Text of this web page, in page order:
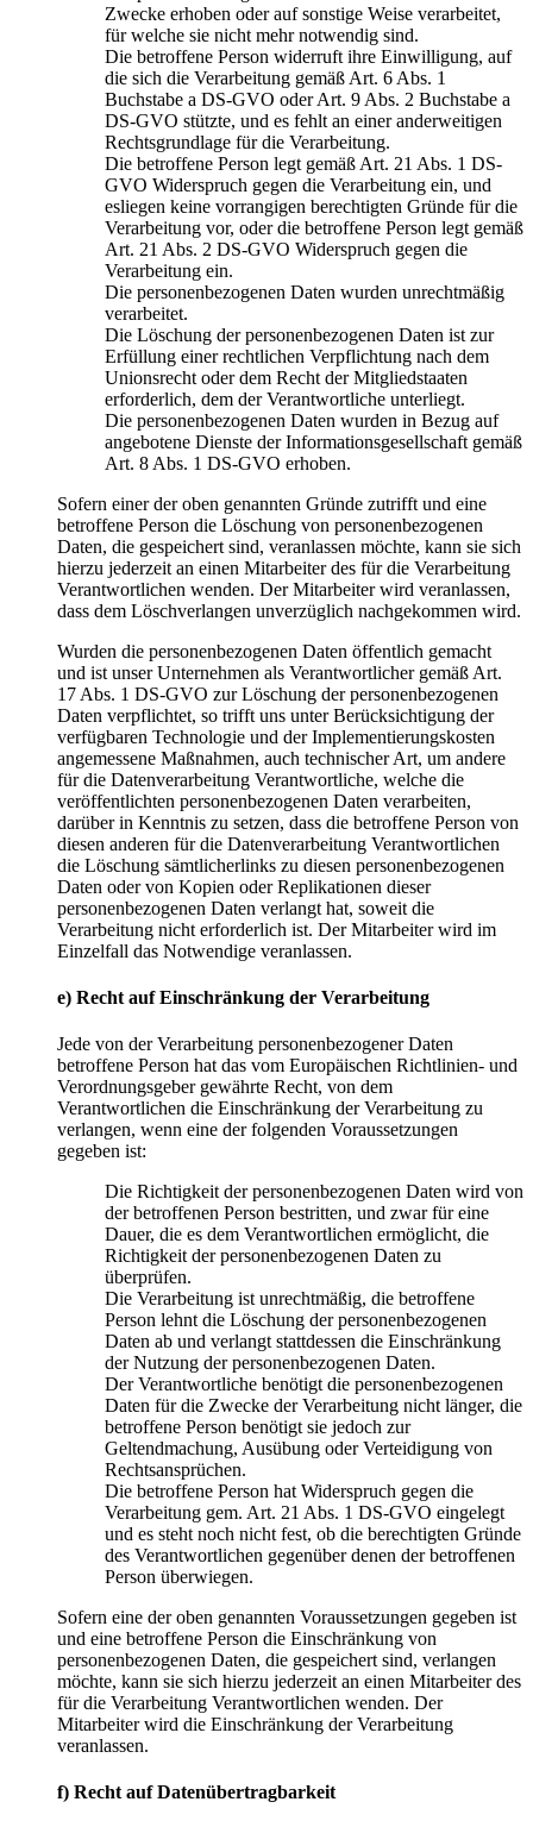
Zwecke erhoben oder auf sonstige Weise verarbeitet,
für welche sie nicht mehr notwendig sind.
Die betroffene Person widerruft ihre Einwilligung, auf
die sich die Verarbeitung gemäß Art. 6 Abs. 1
Buchstabe a DS-GVO oder Art. 9 Abs. 2 Buchstabe a
DS-GVO stützte, und es fehlt an einer anderweitigen
Rechtsgrundlage für die Verarbeitung.
Die betroffene Person legt gemäß Art. 21 Abs. 1 DS-
GVO Widerspruch gegen die Verarbeitung ein, und
esliegen keine vorrangigen berechtigten Gründe für die
Verarbeitung vor, oder die betroffene Person legt gemäß
Art. 21 Abs. 2 DS-GVO Widerspruch gegen die
Verarbeitung ein.
Die personenbezogenen Daten wurden unrechtmäßig
verarbeitet.
Die Löschung der personenbezogenen Daten ist zur
Erfüllung einer rechtlichen Verpflichtung nach dem
Unionsrecht oder dem Recht der Mitgliedstaaten
erforderlich, dem der Verantwortliche unterliegt.
Die personenbezogenen Daten wurden in Bezug auf
angebotene Dienste der Informationsgesellschaft gemäß
Art. 8 Abs. 1 DS-GVO erhoben.
Sofern einer der oben genannten Gründe zutrifft und eine
betroffene Person die Löschung von personenbezogenen
Daten, die gespeichert sind, veranlassen möchte, kann sie sich
hierzu jederzeit an einen Mitarbeiter des für die Verarbeitung
Verantwortlichen wenden. Der Mitarbeiter wird veranlassen,
dass dem Löschverlangen unverzüglich nachgekommen wird.
Wurden die personenbezogenen Daten öffentlich gemacht
und ist unser Unternehmen als Verantwortlicher gemäß Art.
17 Abs. 1 DS-GVO zur Löschung der personenbezogenen
Daten verpflichtet, so trifft uns unter Berücksichtigung der
verfügbaren Technologie und der Implementierungskosten
angemessene Maßnahmen, auch technischer Art, um andere
für die Datenverarbeitung Verantwortliche, welche die
veröffentlichten personenbezogenen Daten verarbeiten,
darüber in Kenntnis zu setzen, dass die betroffene Person von
diesen anderen für die Datenverarbeitung Verantwortlichen
die Löschung sämtlicherlinks zu diesen personenbezogenen
Daten oder von Kopien oder Replikationen dieser
personenbezogenen Daten verlangt hat, soweit die
Verarbeitung nicht erforderlich ist. Der Mitarbeiter wird im
Einzelfall das Notwendige veranlassen.
e) Recht auf Einschränkung der Verarbeitung
Jede von der Verarbeitung personenbezogener Daten
betroffene Person hat das vom Europäischen Richtlinien- und
Verordnungsgeber gewährte Recht, von dem
Verantwortlichen die Einschränkung der Verarbeitung zu
verlangen, wenn eine der folgenden Voraussetzungen
gegeben ist:
Die Richtigkeit der personenbezogenen Daten wird von
der betroffenen Person bestritten, und zwar für eine
Dauer, die es dem Verantwortlichen ermöglicht, die
Richtigkeit der personenbezogenen Daten zu
überprüfen.
Die Verarbeitung ist unrechtmäßig, die betroffene
Person lehnt die Löschung der personenbezogenen
Daten ab und verlangt stattdessen die Einschränkung
der Nutzung der personenbezogenen Daten.
Der Verantwortliche benötigt die personenbezogenen
Daten für die Zwecke der Verarbeitung nicht länger, die
betroffene Person benötigt sie jedoch zur
Geltendmachung, Ausübung oder Verteidigung von
Rechtsansprüchen.
Die betroffene Person hat Widerspruch gegen die
Verarbeitung gem. Art. 21 Abs. 1 DS-GVO eingelegt
und es steht noch nicht fest, ob die berechtigten Gründe
des Verantwortlichen gegenüber denen der betroffenen
Person überwiegen.
Sofern eine der oben genannten Voraussetzungen gegeben ist
und eine betroffene Person die Einschränkung von
personenbezogenen Daten, die gespeichert sind, verlangen
möchte, kann sie sich hierzu jederzeit an einen Mitarbeiter des
für die Verarbeitung Verantwortlichen wenden. Der
Mitarbeiter wird die Einschränkung der Verarbeitung
veranlassen.
f) Recht auf Datenübertragbarkeit